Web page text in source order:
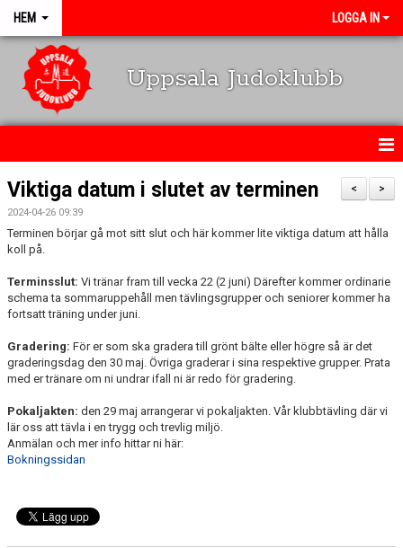
HEM LOGGA IN
Uppsala Judoklubb
HEM
NYHETER
SCHEMA
KALENDARIUM
MEDLEMSINFO
SHOP
DOKUMENT
>
<
Viktiga datum i slutet av terminen
2024-04-26 09:39
Terminen börjar gå mot sitt slut och här kommer lite viktiga datum att hålla
koll på.
Terminsslut: Vi tränar fram till vecka 22 (2 juni) Därefter kommer ordinarie
schema ta sommaruppehåll men tävlingsgrupper och seniorer kommer ha
fortsatt träning under juni.
Gradering: För er som ska gradera till grönt bälte eller högre så är det
graderingsdag den 30 maj. Övriga graderar i sina respektive grupper. Prata
med er tränare om ni undrar ifall ni är redo för gradering.
Pokaljakten: den 29 maj arrangerar vi pokaljakten. Vår klubbtävling där vi
lär oss att tävla i en trygg och trevlig miljö.
Anmälan och mer info hittar ni här:
Bokningssidan